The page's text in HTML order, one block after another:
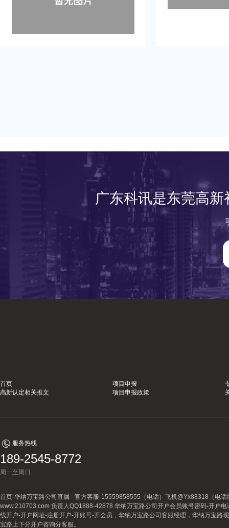
下来，就让我们
广东科讯是东莞高
首页 项目申报
高新认定相关推文
项目申报政策
服务热线
189-2545-8772
周一至周日
首页-华纳万宝路公司直属 - 官方客服-15559858555（电话）飞机@Yx88318（电
www.210703.com 负责人QQ1888-42878 华纳万宝路公司开户会员账号密码-开户
线开户-开户网址-注册开户-开账号-开会员，华纳万宝路公司客服经理，华纳万宝路
宝路上下分开户咨询分客服。